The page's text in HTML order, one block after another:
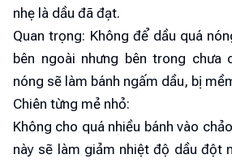
nhẹ là dầu đã đạt.
Quan trọng: Không để dầu quá
bên ngoài nhưng bên trong chưa
nóng sẽ làm bánh ngấm dầu, bị
Chiên từng mẻ nhỏ:
Không cho quá nhiều bánh vào
này sẽ làm giảm nhiệt độ dầu đột